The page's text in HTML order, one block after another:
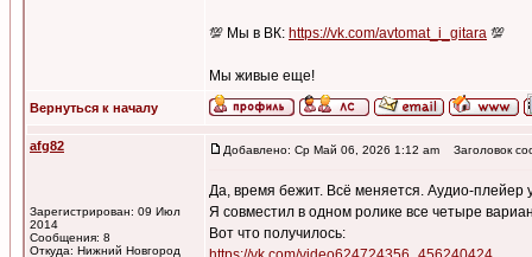
💯 Мы в ВК: https://vk.com/avtomat_i_gitara 💯
Мы живые еще!
Вернуться к началу
afg82
Зарегистрирован: 09 Июл
2014
Сообщения: 8
Откуда: Нижний Новгород
Добавлено: Ср Май 06, 2026 1:12 am Заголовок
Да, время бежит. Всё меняется. Аудио-плейер
Я совместил в одном ролике все четыре
Вот что получилось: